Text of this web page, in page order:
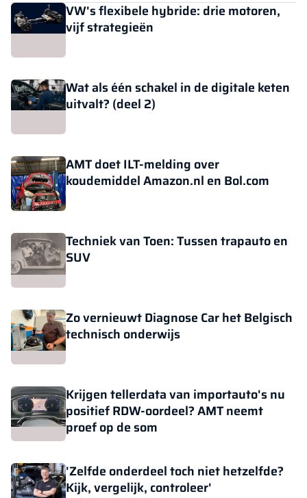
VW's flexibele hybride: drie motoren,
vijf strategieën
Wat als één schakel in de digitale keten
uitvalt? (deel 2)
AMT doet ILT-melding over
koudemiddel Amazon.nl en Bol.com
Techniek van Toen: Tussen trapauto en
SUV
Zo vernieuwt Diagnose Car het Belgisch
technisch onderwijs
Krijgen tellerdata van importauto's nu
positief RDW-oordeel? AMT neemt
proef op de som
'Zelfde onderdeel toch niet hetzelfde?
Kijk, vergelijk, controleer'